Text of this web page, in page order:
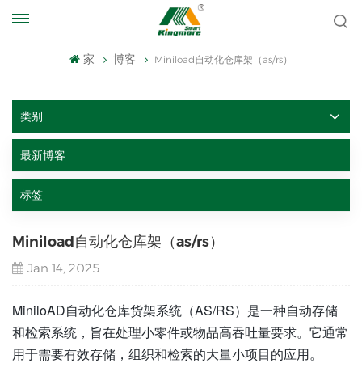
家 博客 Miniload自动化仓库架（as/rs）
类别
最新博客
标签
Miniload自动化仓库架（as/rs）
Jan 14, 2025
MiniloAD自动化仓库货架系统（AS/RS）是一种自动存储
和检索系统，旨在处理小零件或物品高吞吐量要求。它通常
用于需要有效存储，组织和检索的大量小项目的应用。